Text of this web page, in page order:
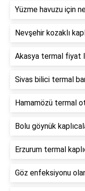
Yüzme havuzu için
Nevşehir kozaklı
Akasya termal fiyat
Sivas bilici termal
Hamamözü termal
Bolu göynük
Erzurum termal
Göz enfeksiyonu